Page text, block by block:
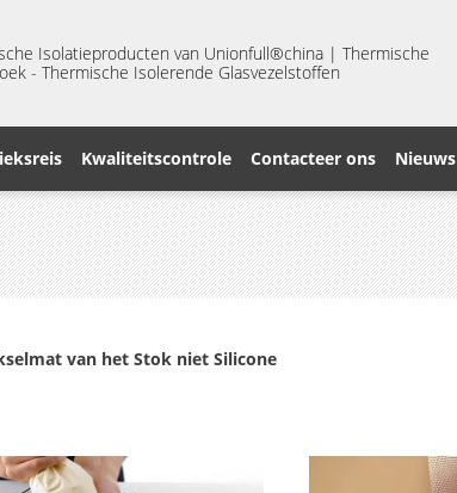
Isolatieproducten van Unionfull®china | Thermische
- Thermische Isolerende Glasvezelstoffen
Kwaliteitscontrole Contacteer ons Nieuws
van het Stok niet Silicone